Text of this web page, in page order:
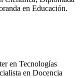
en Educación.
en Tecnologías
en Docencia